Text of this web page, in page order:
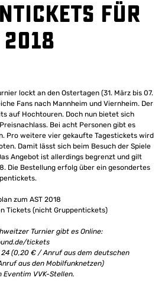
für
2018
lockt an den Ostertagen (31. März bis 07.
Fans nach Mannheim und Viernheim. Der
auf Hochtouren. Doch nun bietet sich
Bei acht Personen gibt es
Pro weitere vier gekaufte Tagestickets wird
Damit lässt sich beim Besuch der Spiele
Angebot ist allerdings begrenzt und gilt
Die Bestellung erfolg über ein gesondertes
zum AST 2018
Tickets (nicht Gruppentickets)
Turnier gibt es Online:
tickets
24 (0,20 € / Anruf aus dem deutschen
aus den Mobilfunknetzen)
Eventim VVK-Stellen.